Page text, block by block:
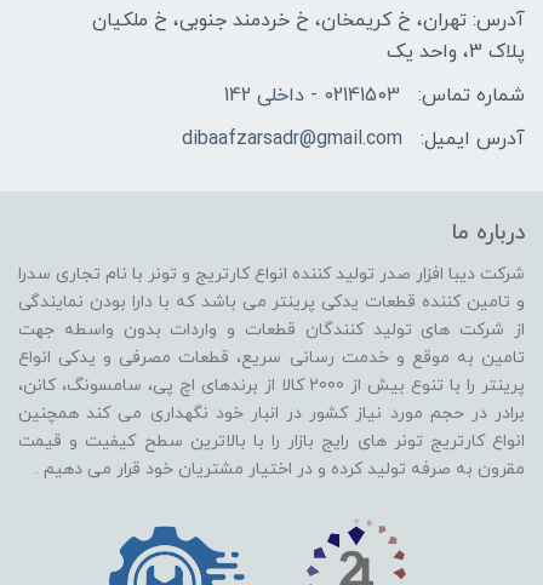
آدرس: تهران، خ کریمخان، خ خردمند جنوبی، خ ملکیان
پلاک 3، واحد یک
شماره تماس:
02141503 - داخلی 142
آدرس ایمیل:
dibaafzarsadr@gmail.com
درباره ما
شرکت دیبا افزار صدر تولید کننده انواع کارتریج و تونر با نام تجاری سدرا
و تامین کننده قطعات یدکی پرینتر می باشد که با دارا بودن نمایندگی
از شرکت های تولید کنندگان قطعات و واردات بدون واسطه جهت
تامین به موقع و خدمت رسانی سریع، قطعات مصرفی و یدکی انواع
پرینتر را با تنوع بیش از 2000 کالا از برندهای اچ پی، سامسونگ، کانن،
برادر در حجم مورد نیاز کشور در انبار خود نگهداری می کند همچنین
انواع کارتریج تونر های رایج بازار را با بالاترین سطح کیفیت و قیمت
مقرون به صرفه تولید کرده و در اختیار مشتریان خود قرار می دهیم .